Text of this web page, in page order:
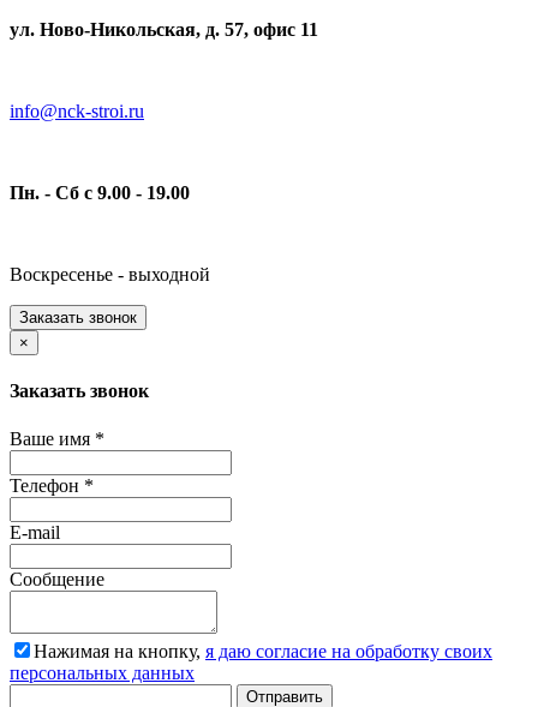
ул. Ново-Никольская, д. 57, офис 11
info@nck-stroi.ru
Пн. - Сб с 9.00 - 19.00
Воскресенье - выходной
Заказать звонок
×
Заказать звонок
Ваше имя *
Телефон *
E-mail
Сообщение
Нажимая на кнопку, я даю согласие на обработку своих
персональных данных
Отправить